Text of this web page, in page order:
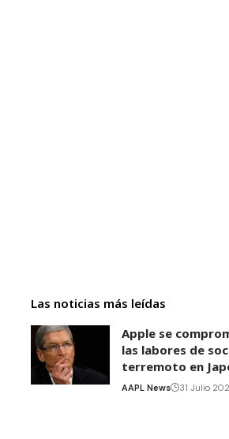
Las noticias más leídas
Apple se
las labores de
terremoto en
AAPL News 31 Julio